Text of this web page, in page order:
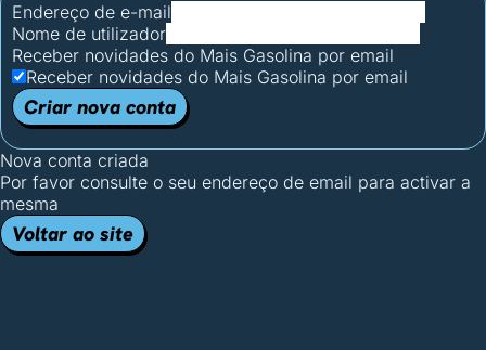
Endereço de e-mail
Nome de utilizador
Receber novidades do Mais Gasolina por email
Receber novidades do Mais Gasolina por email
Criar nova conta
Nova conta criada
Por favor consulte o seu endereço de email para activar a
mesma
Voltar ao site